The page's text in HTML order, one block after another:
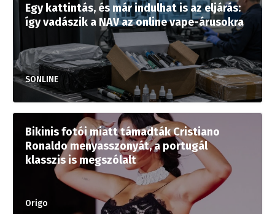
Egy kattintás, és már indulhat is az eljárás:
így vadászik a NAV az online vape-árusokra
SONLINE
Bikinis fotói miatt támadták Cristiano
Ronaldo menyasszonyát, a portugál
klasszis is megszólalt
Origo